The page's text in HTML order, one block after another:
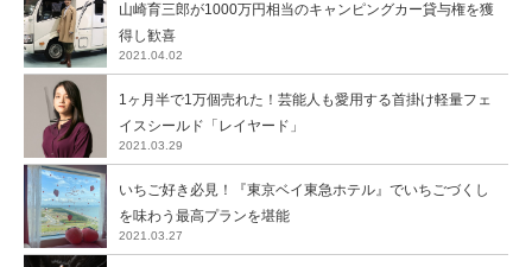
山崎育三郎が1000万円相当のキャンピングカー貸与権を獲
得し歓喜
2021.04.02
1ヶ月半で1万個売れた！芸能人も愛用する首掛け軽量フェ
イスシールド「レイヤード」
2021.03.29
いちご好き必見！『東京ベイ東急ホテル』でいちごづくし
を味わう最高プランを堪能
2021.03.27